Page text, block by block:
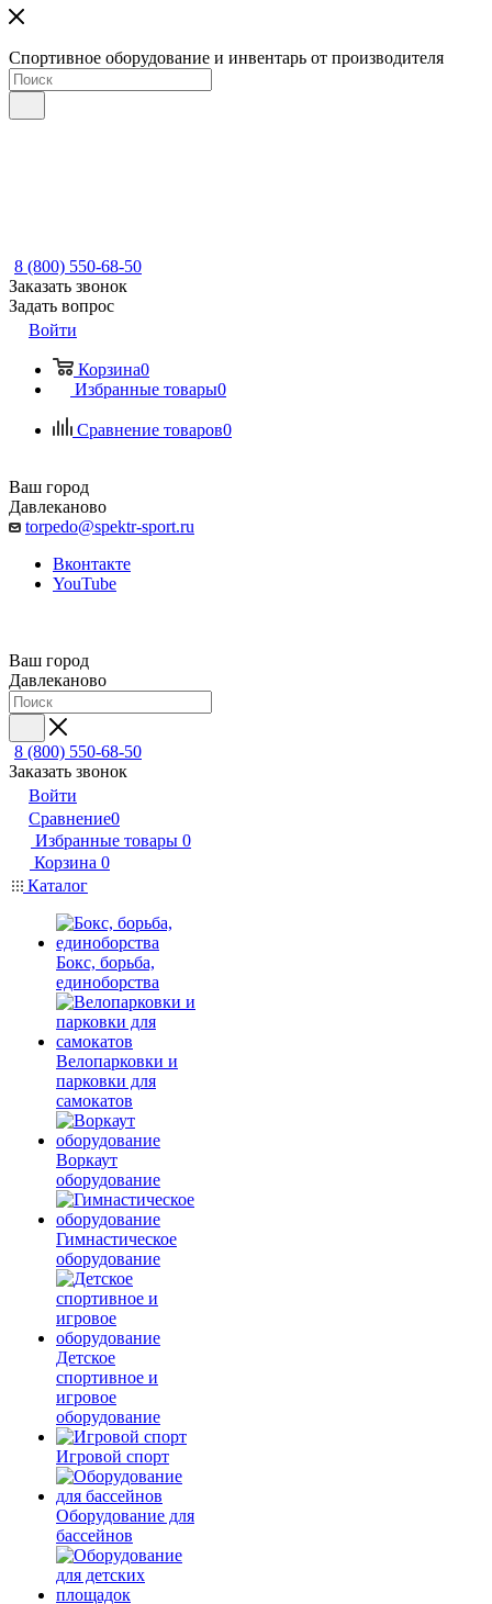
Спортивное оборудование и инвентарь от производителя
8 (800) 550-68-50
Заказать звонок
Задать вопрос
Войти
Корзина0
Избранные товары0
Сравнение товаров0
Ваш город
Давлеканово
torpedo@spektr-sport.ru
Вконтакте
YouTube
Ваш город
Давлеканово
8 (800) 550-68-50
Заказать звонок
Войти
Сравнение0
Избранные товары 0
Корзина 0
Каталог
Бокс, борьба,
единоборства
Велопарковки и
парковки для
самокатов
Воркаут
оборудование
Гимнастическое
оборудование
Детское
спортивное и
игровое
оборудование
Игровой спорт
Оборудование для
бассейнов